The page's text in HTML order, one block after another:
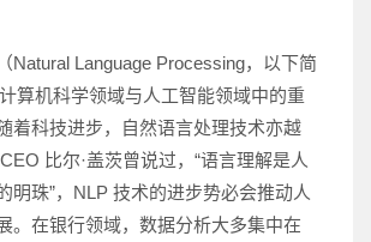
Natural Language Processing，以下简
算机科学领域与人工智能领域中的重
着科技进步，自然语言处理技术亦越
比尔·盖茨曾说过，“语言理解是人
明珠”，NLP 技术的进步势必会推动人
。在银行领域，数据分析大多集中在